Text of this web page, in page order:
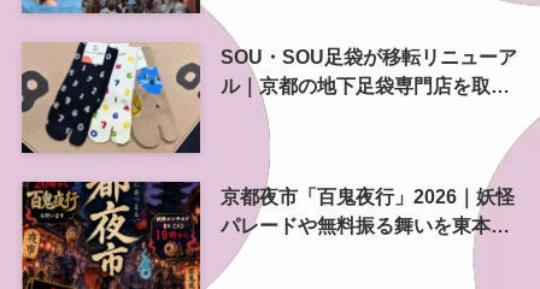
SOU・SOU足袋が移転リニューア
ル｜京都の地下足袋専門店を取
材、人気商品や京都土産も紹介
京都夜市「百鬼夜行」2026｜妖怪
パレードや無料振る舞いを東本願
寺前で開催